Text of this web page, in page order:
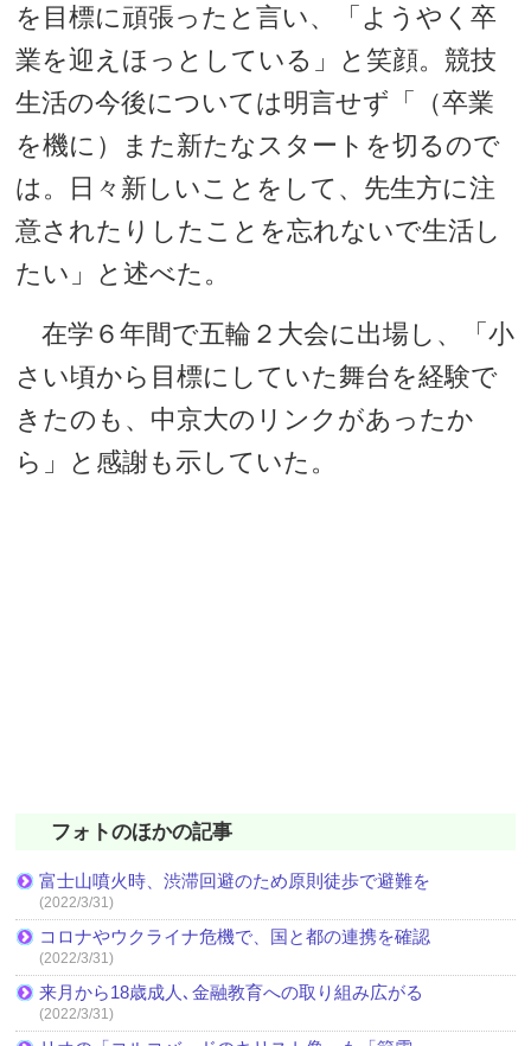
を目標に頑張ったと言い、「ようやく卒
業を迎えほっとしている」と笑顔。競技
生活の今後については明言せず「（卒業
を機に）また新たなスタートを切るので
は。日々新しいことをして、先生方に注
意されたりしたことを忘れないで生活し
たい」と述べた。
在学６年間で五輪２大会に出場し、「小
さい頃から目標にしていた舞台を経験で
きたのも、中京大のリンクがあったか
ら」と感謝も示していた。
フォトのほかの記事
富士山噴火時、渋滞回避のため原則徒歩で避難を
(2022/3/31)
コロナやウクライナ危機で、国と都の連携を確認
(2022/3/31)
来月から18歳成人､金融教育への取り組み広がる
(2022/3/31)